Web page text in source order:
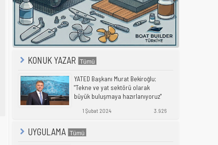
KONUK YAZAR
YATED Başkanı Murat Bekiroğlu;
"Tekne ve yat sektörü olarak
büyük buluşmaya hazırlanıyoruz"
1 Şubat 2024 3.926
UYGULAMA